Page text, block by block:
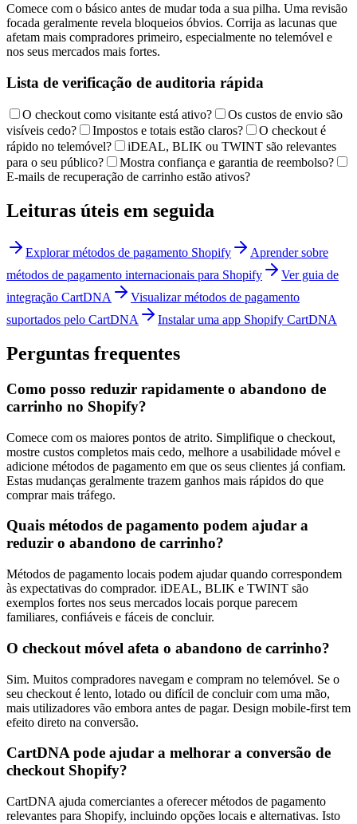
Comece com o básico antes de mudar toda a sua pilha. Uma revisão
focada geralmente revela bloqueios óbvios. Corrija as lacunas que
afetam mais compradores primeiro, especialmente no telemóvel e
nos seus mercados mais fortes.
Lista de verificação de auditoria rápida
O checkout como visitante está ativo?
Os custos de envio são
visíveis cedo?
Impostos e totais estão claros?
O checkout é
rápido no telemóvel?
iDEAL, BLIK ou TWINT são relevantes
para o seu público?
Mostra confiança e garantia de reembolso?
E-mails de recuperação de carrinho estão ativos?
Leituras úteis em seguida
Explorar métodos de pagamento Shopify
Aprender sobre
métodos de pagamento internacionais para Shopify
Ver guia de
integração CartDNA
Visualizar métodos de pagamento
suportados pelo CartDNA
Instalar uma app Shopify CartDNA
Perguntas frequentes
Como posso reduzir rapidamente o abandono de
carrinho no Shopify?
Comece com os maiores pontos de atrito. Simplifique o checkout,
mostre custos completos mais cedo, melhore a usabilidade móvel e
adicione métodos de pagamento em que os seus clientes já confiam.
Estas mudanças geralmente trazem ganhos mais rápidos do que
comprar mais tráfego.
Quais métodos de pagamento podem ajudar a
reduzir o abandono de carrinho?
Métodos de pagamento locais podem ajudar quando correspondem
às expectativas do comprador. iDEAL, BLIK e TWINT são
exemplos fortes nos seus mercados locais porque parecem
familiares, confiáveis e fáceis de concluir.
O checkout móvel afeta o abandono de carrinho?
Sim. Muitos compradores navegam e compram no telemóvel. Se o
seu checkout é lento, lotado ou difícil de concluir com uma mão,
mais utilizadores vão embora antes de pagar. Design mobile-first tem
efeito direto na conversão.
CartDNA pode ajudar a melhorar a conversão de
checkout Shopify?
CartDNA ajuda comerciantes a oferecer métodos de pagamento
relevantes para Shopify, incluindo opções locais e alternativas. Isto